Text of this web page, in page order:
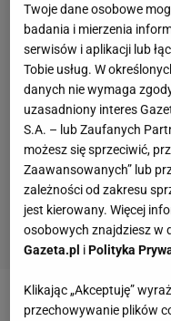
W tym sezonie AC
Twoje dane osobowe
badania i mierzenia
serwisów i aplikacji lub
Tobie usług. W
danych nie wymaga
uzasadniony interes
S.A. – lub Zaufanych
możesz się sprzeciwić,
Zaawansowanych” lub
zależności od zakresu
jest kierowany. Więcej
osobowych znajdziesz w
Gazeta.pl iPolityka
Klikając „Akceptuję”
przechowywanie plików